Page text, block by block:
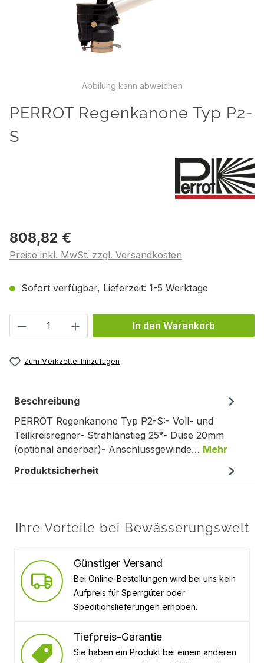
Abbilung kann abweichen
PERROT Regenkanone Typ P2-
S
808,82 €
Preise inkl. MwSt. zzgl. Versandkosten
Sofort verfügbar, Lieferzeit: 1-5 Werktage
Produkt Anzahl: Gib den gewünschten
In den Warenkorb
Zum Merkzettel hinzufügen
Beschreibung
PERROT Regenkanone Typ P2-S:- Voll- und
Teilkreisregner- Strahlanstieg 25°- Düse 20mm
(optional änderbar)- Anschlussgewinde… Mehr
Produktsicherheit
Ihre Vorteile bei Bewässerungswelt
Günstiger Versand
Bei Online-Bestellungen wird bei uns kein
Aufpreis für Sperrgüter oder
Speditionslieferungen erhoben.
Tiefpreis-Garantie
Sie haben ein Produkt bei einem anderen